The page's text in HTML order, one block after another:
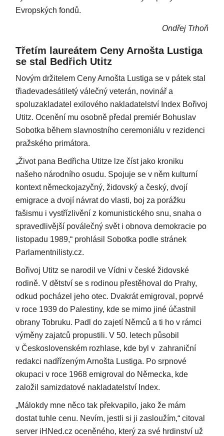
Evropských fondů.
Ondřej Trhoň
Třetím laureátem Ceny Arnošta Lustiga
se stal Bedřich Utitz
Novým držitelem Ceny Arnošta Lustiga se v pátek stal
třiadevadesátiletý válečný veterán, novinář a
spoluzakladatel exilového nakladatelství Index Bořivoj
Utitz. Ocenění mu osobně předal premiér Bohuslav
Sobotka během slavnostního ceremoniálu v rezidenci
pražského primátora.
„Život pana Bedřicha Utitze lze číst jako kroniku
našeho národního osudu. Spojuje se v něm kulturní
kontext německojazyčný, židovský a český, dvojí
emigrace a dvojí návrat do vlasti, boj za porážku
fašismu i vystřízlivění z komunistického snu, snaha o
spravedlivější poválečný svět i obnova demokracie po
listopadu 1989,“ prohlásil Sobotka podle stránek
Parlamentnilisty.cz.
Bořivoj Utitz se narodil ve Vídni v české židovské
rodině. V dětství se s rodinou přestěhoval do Prahy,
odkud pocházel jeho otec. Dvakrát emigroval, poprvé
v roce 1939 do Palestiny, kde se mimo jiné účastnil
obrany Tobruku. Padl do zajetí Němců a ti ho v rámci
výměny zajatců propustili. V 50. letech působil
v Československém rozhlase, kde byl v zahraniční
redakci nadřízeným Arnošta Lustiga. Po srpnové
okupaci v roce 1968 emigroval do Německa, kde
založil samizdatové nakladatelství Index.
„Málokdy mne něco tak překvapilo, jako že mám
dostat tuhle cenu. Nevím, jestli si ji zasloužím,“ citoval
server iHNed.cz oceněného, který za své hrdinství už